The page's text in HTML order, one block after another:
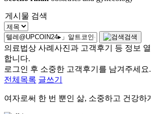
게시물 검색
검색
의료법상 사례사진과 고객후기 등 정보
합니다.
로그인 후 소중한 고객후기를 남겨주세요.
전체목록 글쓰기
여자로써 한 번 뿐인 삶, 소중하고 건강하